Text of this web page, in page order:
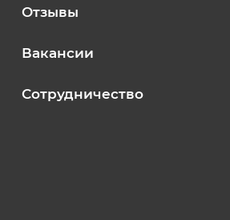
Отзывы
Вакансии
Сотрудничество